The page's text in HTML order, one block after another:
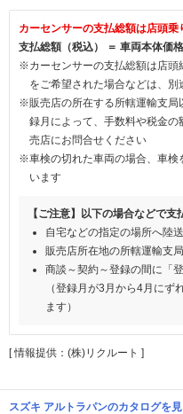
カーセンサーの支払総額は店頭乗
支払総額（税込） ＝ 車両本体価
※カーセンサーの支払総額は店頭
をご希望された場合などは、
※販売店の所在する所轄運輸支局
録月によって、手数料や税金
売店にお問合せください
※車検の切れた車両の場合、車検
います
【ご注意】以下の場合などで
自宅などの指定の場所へ陸
販売店所在地の所轄運輸支
商談～契約～登録の間に「
（登録月が3月から4月にず
ます）
[ 情報提供：(株)リクルート ]
スズキ アルトラパンのカタログを